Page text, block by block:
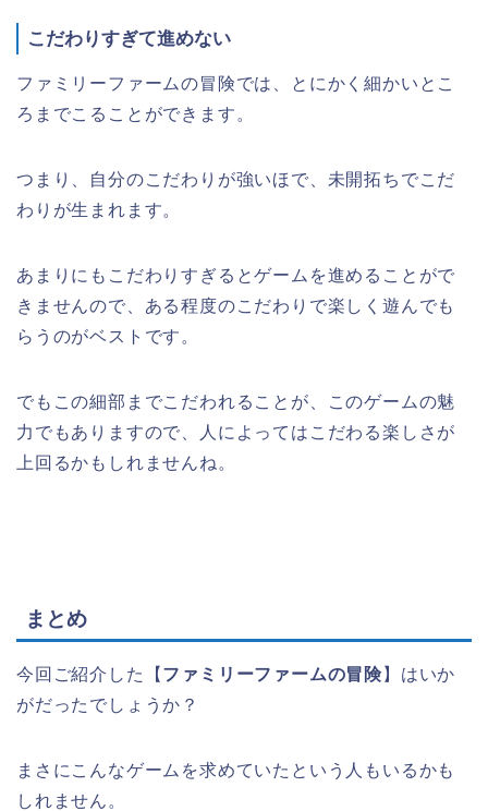
こだわりすぎて進めない
ファミリーファームの冒険では、とにかく細かいとこ
ろまでこることができます。
つまり、自分のこだわりが強いほで、未開拓ちでこだ
わりが生まれます。
あまりにもこだわりすぎるとゲームを進めることがで
きませんので、ある程度のこだわりで楽しく遊んでも
らうのがベストです。
でもこの細部までこだわれることが、このゲームの魅
力でもありますので、人によってはこだわる楽しさが
上回るかもしれませんね。
まとめ
今回ご紹介した【 ファミリーファームの冒険】はいか
がだったでしょうか？
まさにこんなゲームを求めていたという人もいるかも
しれません。